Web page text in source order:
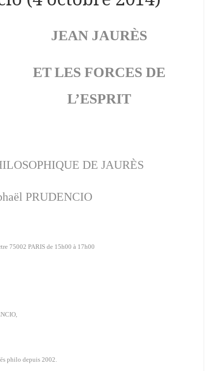
JEAN JAURÈS
ET LES FORCES DE
L’ESPRIT
DE JAURÈS
PRUDENCIO
75002 PARIS de 15h00 à 17h00
philo depuis 2002.